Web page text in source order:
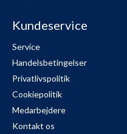
Kundeservice
Service
Handelsbetingelser
Privatlivspolitik
Cookiepolitik
Medarbejdere
Kontakt os